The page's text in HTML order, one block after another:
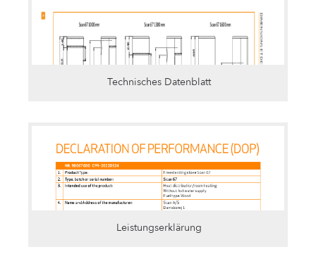
Technisches Datenblatt
Leistungserklärung